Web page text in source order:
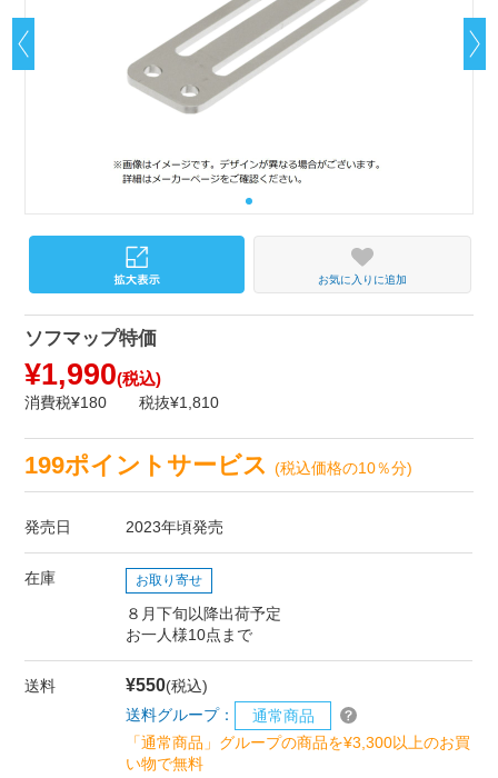
お気に入りに追加
ソフマップ特価
¥1,990(税込)
消費税¥180 税抜¥1,810
199ポイントサービス(税込価格の10％分)
発売日 2023年頃発売
在庫 お取り寄せ
８月下旬以降出荷予定
お一人様10点まで
送料 ¥550(税込)
送料グループ：
通常商品
「通常商品」グループの商品を¥3,300以上のお買
い物で無料